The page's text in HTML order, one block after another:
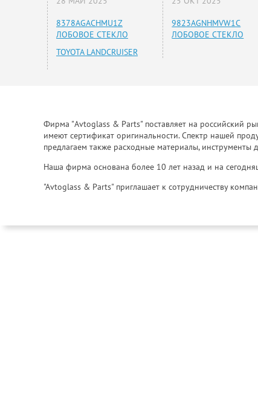
8378AGACHMU1Z
ЛОБОВОЕ СТЕКЛО
TOYOTA LANDCRUISER
9823AGNHMVW1C
ЛОБОВОЕ СТЕКЛО
Фирма "Avtoglass & Parts" поставляет на российский
имеют сертификат оригинальности. Спектр нашей
предлагаем также расходные материалы, инструменты
Наша фирма основана более 10 лет назад и на
"Avtoglass & Parts" приглашает к сотрудничеству